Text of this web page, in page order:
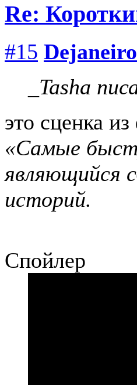
Re:
#15
_Tasha
это сценка
«Самые
являющийся
историй.
Спойлер